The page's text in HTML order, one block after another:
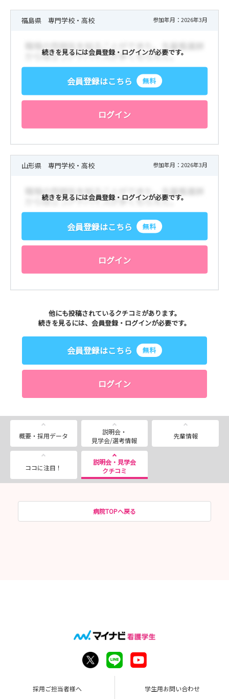
福島県 専門学校・高校 参加年月：2026年3月
続きを見るには会員登録・ログインが必要です。
会員登録はこちら 無料
ログイン
山形県 専門学校・高校 参加年月：2026年3月
続きを見るには会員登録・ログインが必要です。
会員登録はこちら 無料
ログイン
他にも投稿されているクチコミがあります。
続きを見るには、会員登録・ログインが必要です。
会員登録はこちら 無料
ログイン
概要・採用データ
説明会・
見学会/選考情報
先輩情報
ココに注目！
説明会・見学会
クチコミ
病院TOPへ戻る
採用ご担当者様へ 学生用お問い合わせ